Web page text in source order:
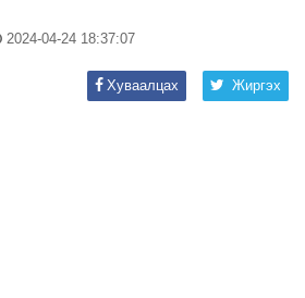
2024-04-24 18:37:07
Жиргэх
Хуваалцах